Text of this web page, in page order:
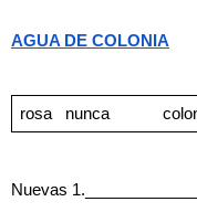
AGUA DE COLONIA
rosa nunca
Nuevas